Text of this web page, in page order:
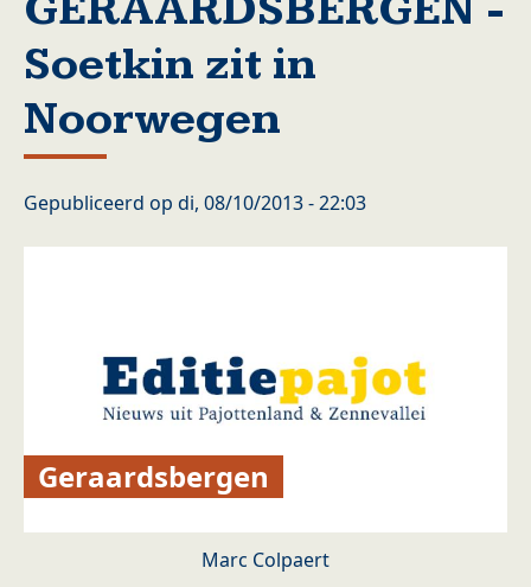
Soetkin zit in
Noorwegen
Gepubliceerd op di, 08/10/2013 - 22:03
Geraardsbergen
Marc Colpaert